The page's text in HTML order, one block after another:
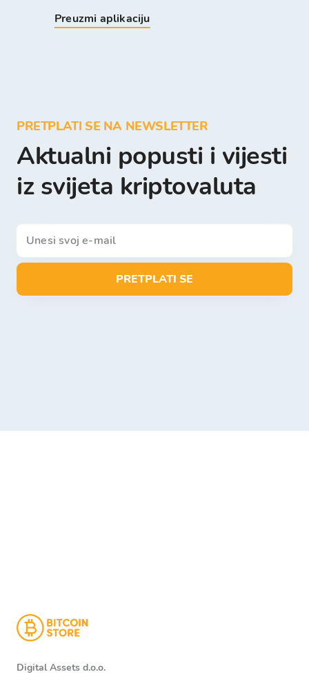
Preuzmi aplikaciju
PRETPLATI SE NA NEWSLETTER
Aktualni popusti i vijesti
iz svijeta kriptovaluta
PRETPLATI SE
Digital Assets d.o.o.